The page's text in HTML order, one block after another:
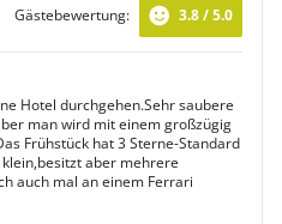
Gästebewertung: 3.8 / 5.0
Hotel durchgehen.Sehr saubere
man wird mit einem großzügig
Frühstück hat 3 Sterne-Standard
aber mehrere
auch mal an einem Ferrari